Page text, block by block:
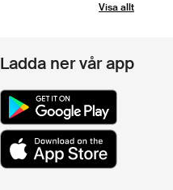
Visa allt
Ladda ner vår app